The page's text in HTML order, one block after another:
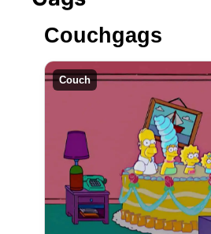
Couchgags
Couch